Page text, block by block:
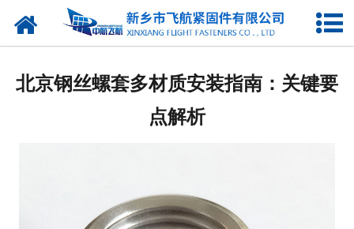
网站首页
联系我们
北京钢丝螺套多材质安装指南：关键要
点解析